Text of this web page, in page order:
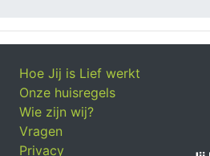
Hoe Jij is Lief werkt
Onze huisregels
Wie zijn wij?
Vragen
Privacy